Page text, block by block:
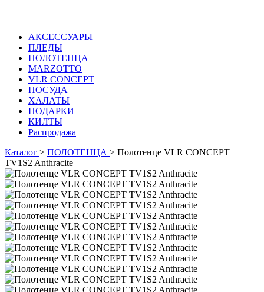
АКСЕССУАРЫ
ПЛЕДЫ
ПОЛОТЕНЦА
MARZOTTO
VLR CONCEPT
ПОСУДА
ХАЛАТЫ
ПОДАРКИ
КИЛТЫ
Распродажа
Каталог > ПОЛОТЕНЦА > Полотенце VLR CONCEPT
TV1S2 Anthracite